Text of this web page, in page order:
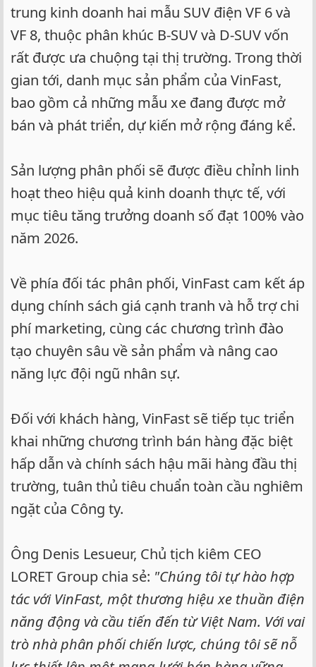
trung kinh doanh hai mẫu SUV điện VF 6 và
VF 8, thuộc phân khúc B-SUV và D-SUV vốn
rất được ưa chuộng tại thị trường. Trong thời
gian tới, danh mục sản phẩm của VinFast,
bao gồm cả những mẫu xe đang được mở
bán và phát triển, dự kiến mở rộng đáng kể.
Sản lượng phân phối sẽ được điều chỉnh linh
hoạt theo hiệu quả kinh doanh thực tế, với
mục tiêu tăng trưởng doanh số đạt 100% vào
năm 2026.
Về phía đối tác phân phối, VinFast cam kết áp
dụng chính sách giá cạnh tranh và hỗ trợ chi
phí marketing, cùng các chương trình đào
tạo chuyên sâu về sản phẩm và nâng cao
năng lực đội ngũ nhân sự.
Đối với khách hàng, VinFast sẽ tiếp tục triển
khai những chương trình bán hàng đặc biệt
hấp dẫn và chính sách hậu mãi hàng đầu thị
trường, tuân thủ tiêu chuẩn toàn cầu nghiêm
ngặt của Công ty.
Ông Denis Lesueur, Chủ tịch kiêm CEO
LORET Group chia sẻ: "Chúng tôi tự hào hợp
tác với VinFast, một thương hiệu xe thuần điện
năng động và cầu tiến đến từ Việt Nam. Với vai
trò nhà phân phối chiến lược, chúng tôi sẽ nỗ